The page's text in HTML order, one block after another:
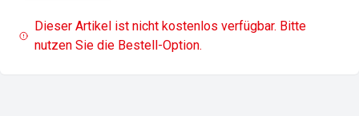
Dieser Artikel ist nicht kostenlos verfügbar. Bitte
nutzen Sie die Bestell-Option.